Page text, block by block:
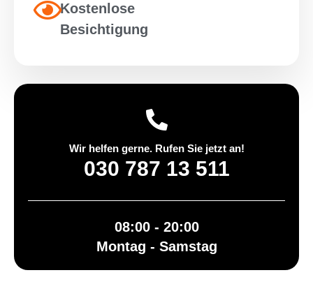
Kostenlose
Besichtigung
Wir helfen gerne. Rufen Sie jetzt an!
030 787 13 511
08:00 - 20:00
Montag - Samstag